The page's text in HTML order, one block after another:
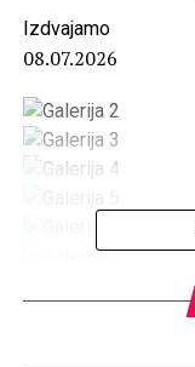
Izdvajamo
08.07.2026